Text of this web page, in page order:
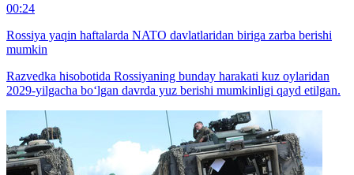
00:24
Rossiya yaqin haftalarda NATO davlatlaridan biriga zarba berishi
mumkin
Razvedka hisobotida Rossiyaning bunday harakati kuz oylaridan
2029-yilgacha bo‘lgan davrda yuz berishi mumkinligi qayd etilgan.